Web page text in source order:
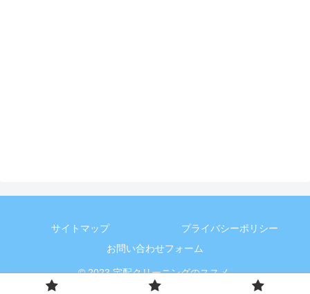
サイトマップ
プライバシーポリシー
お問い合わせフォーム
© 2023 宅配クリーニングのススメ.